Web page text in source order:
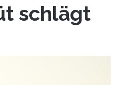
schlägt